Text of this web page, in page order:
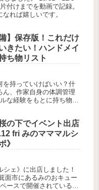
付けまでを動画で記録。
れば嬉しいです。
】保存版！これだけ
きたい！ハンドメイ
ち物リスト
を持っていけばいい？什
、作家自身の体調管理
な経験をもとに持ち物リ
の下でイベント出店
fri みのマママルシ
》
ェ》に出店しました！
面市にあるみのおキュー
ースで開催されているマ